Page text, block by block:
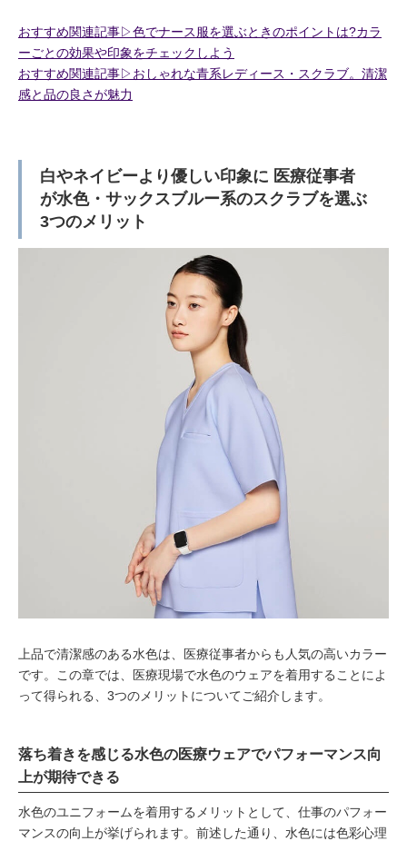
おすすめ関連記事▷色でナース服を選ぶときのポイントは?カラ
ーごとの効果や印象をチェックしよう
おすすめ関連記事▷おしゃれな青系レディース・スクラブ。清潔
感と品の良さが魅力
白やネイビーより優しい印象に 医療従事者
が水色・サックスブルー系のスクラブを選ぶ
3つのメリット
上品で清潔感のある水色は、医療従事者からも人気の高いカラー
です。この章では、医療現場で水色のウェアを着用することによ
って得られる、3つのメリットについてご紹介します。
落ち着きを感じる水色の医療ウェアでパフォーマンス向
上が期待できる
水色のユニフォームを着用するメリットとして、仕事のパフォー
マンスの向上が挙げられます。前述した通り、水色には色彩心理